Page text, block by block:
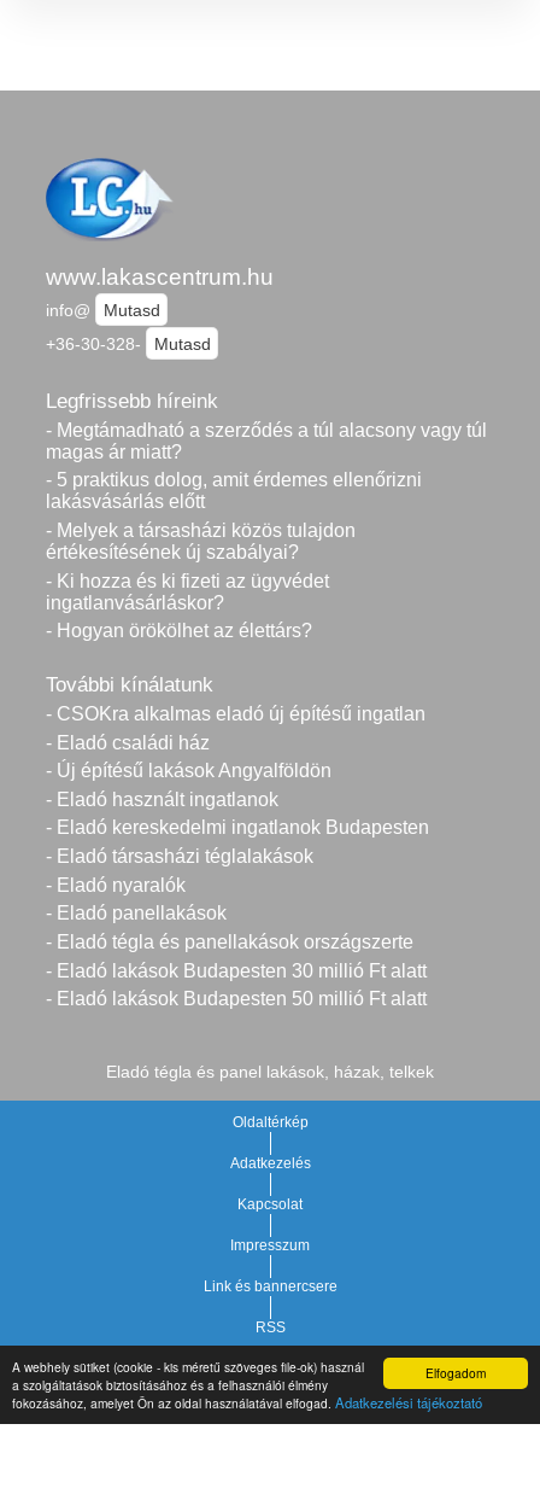
Elfogadom
A webhely sütiket (cookie - kis méretű szöveges file-ok) használ
a szolgáltatások biztosításához és a felhasználói élmény
fokozásához, amelyet Ön az oldal használatával elfogad. Adatkezelési tájékoztató
www.lakascentrum.hu
info@
Mutasd
+36-30-328-
Mutasd
Legfrissebb híreink
- Megtámadható a szerződés a túl alacsony vagy túl
magas ár miatt?
- 5 praktikus dolog, amit érdemes ellenőrizni
lakásvásárlás előtt
- Melyek a társasházi közös tulajdon
értékesítésének új szabályai?
- Ki hozza és ki fizeti az ügyvédet
ingatlanvásárláskor?
- Hogyan örökölhet az élettárs?
További kínálatunk
- CSOKra alkalmas eladó új építésű ingatlan
- Eladó családi ház
- Új építésű lakások Angyalföldön
- Eladó használt ingatlanok
- Eladó kereskedelmi ingatlanok Budapesten
- Eladó társasházi téglalakások
- Eladó nyaralók
- Eladó panellakások
- Eladó tégla és panellakások országszerte
- Eladó lakások Budapesten 30 millió Ft alatt
- Eladó lakások Budapesten 50 millió Ft alatt
Eladó tégla és panel lakások, házak, telkek
Oldaltérkép
Adatkezelés
Kapcsolat
Impresszum
Link és bannercsere
RSS
Copyright © 2021.Vár-Köz Kft. - Ingatlan nyilvántartó, ügyviteli és
adminisztrációs szoftver